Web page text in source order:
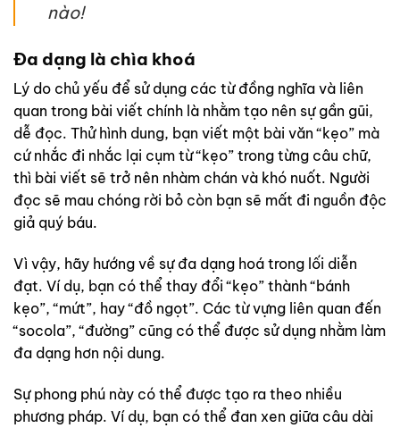
nào!
Đa dạng là chìa khoá
Lý do chủ yếu để sử dụng các từ đồng nghĩa và liên
quan trong bài viết chính là nhằm tạo nên sự gần gũi,
dễ đọc. Thử hình dung, bạn viết một bài văn “kẹo” mà
cứ nhắc đi nhắc lại cụm từ “kẹo” trong từng câu chữ,
thì bài viết sẽ trở nên nhàm chán và khó nuốt. Người
đọc sẽ mau chóng rời bỏ còn bạn sẽ mất đi nguồn độc
giả quý báu.
Vì vậy, hãy hướng về sự đa dạng hoá trong lối diễn
đạt. Ví dụ, bạn có thể thay đổi “kẹo” thành “bánh
kẹo”, “mứt”, hay “đồ ngọt”. Các từ vựng liên quan đến
“socola”, “đường” cũng có thể được sử dụng nhằm làm
đa dạng hơn nội dung.
Sự phong phú này có thể được tạo ra theo nhiều
phương pháp. Ví dụ, bạn có thể đan xen giữa câu dài